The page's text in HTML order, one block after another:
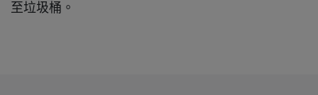
至垃圾桶。